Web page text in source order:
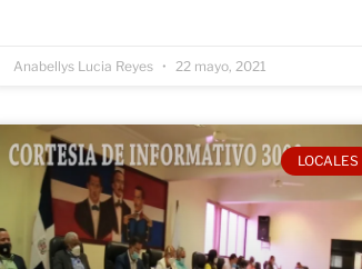
Anabellys Lucia Reyes 22 mayo, 2021
LOCALES